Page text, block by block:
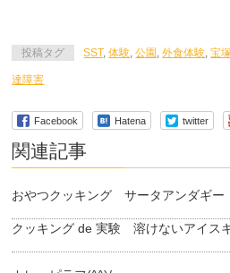
投稿タグ SST,体験,公園 ,外食体験,宝
達障害
Facebook Hatena twitter
関連記事
おやつクッキング サータアンダギー
クッキング de 実験 溶けないアイス